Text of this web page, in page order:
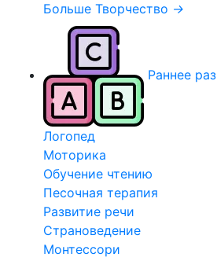
Больше Творчество →
Раннее
Логопед
Моторика
Обучение чтению
Песочная терапия
Развитие речи
Страноведение
Монтессори